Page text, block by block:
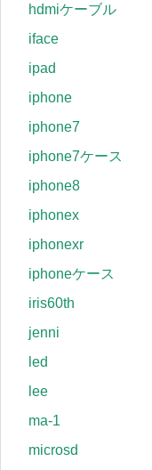
hdmiケーブル
iface
ipad
iphone
iphone7
iphone7ケース
iphone8
iphonex
iphonexr
iphoneケース
iris60th
jenni
led
lee
ma-1
microsd